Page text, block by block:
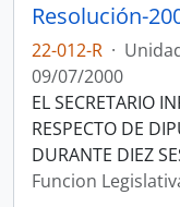
Resolución-
22-012-R ·
09/07/2000
EL SECRETARIO
RESPECTO DE
DURANTE DIEZ
Funcion